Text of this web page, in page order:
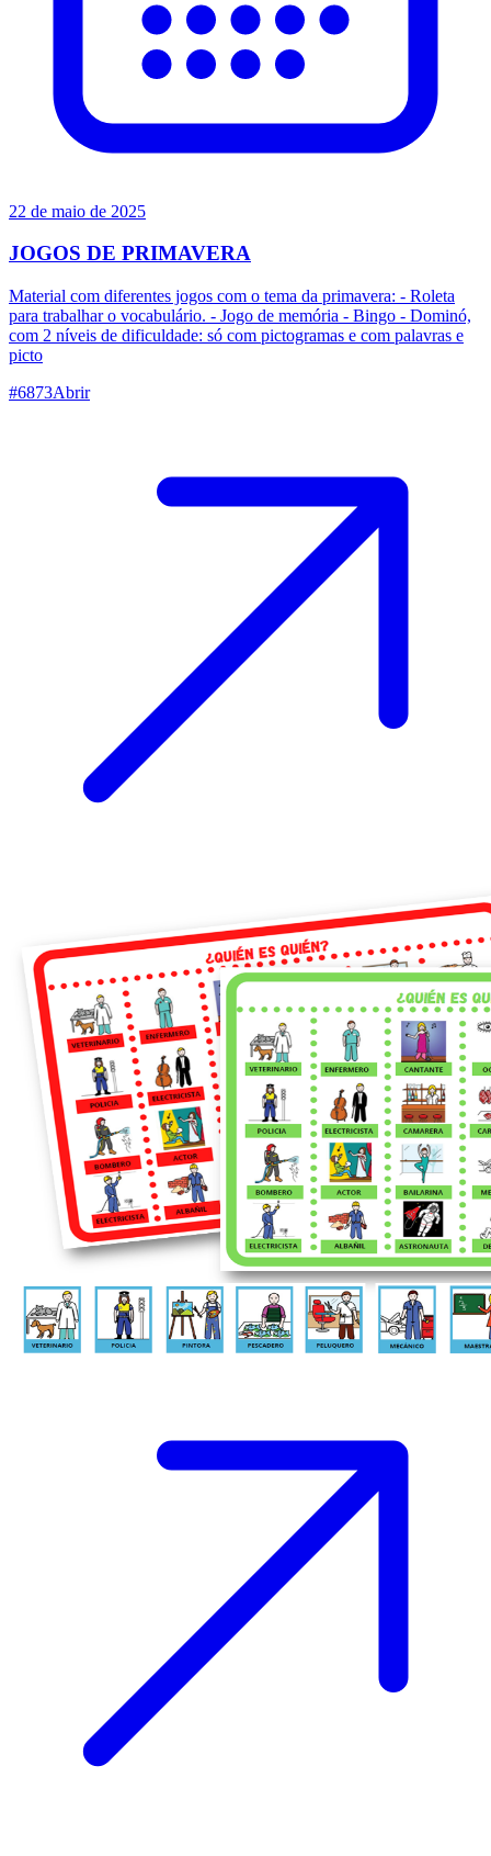
22 de maio de 2025
JOGOS DE PRIMAVERA
Material com diferentes jogos com o tema da primavera: - Roleta
para trabalhar o vocabulário. - Jogo de memória - Bingo - Dominó,
com 2 níveis de dificuldade: só com pictogramas e com palavras e
picto
#6873Abrir